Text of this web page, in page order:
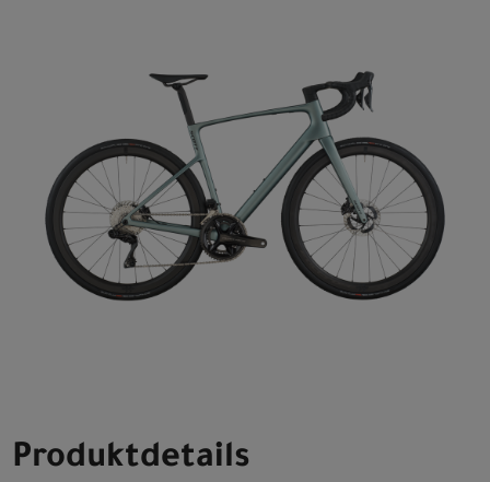
Produktdetails